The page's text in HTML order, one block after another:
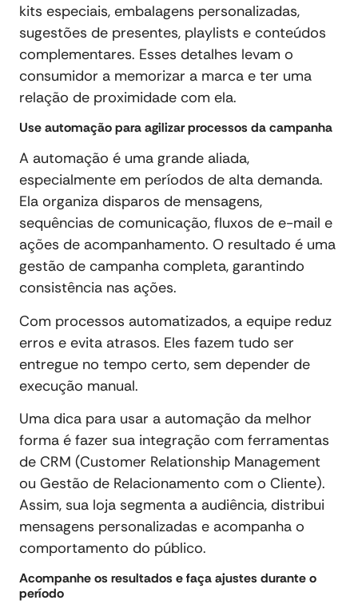
kits especiais, embalagens personalizadas,
sugestões de presentes, playlists e conteúdos
complementares. Esses detalhes levam o
consumidor a memorizar a marca e ter uma
relação de proximidade com ela.
Use automação para agilizar processos da campanha
A automação é uma grande aliada,
especialmente em períodos de alta demanda.
Ela organiza disparos de mensagens,
sequências de comunicação, fluxos de e-mail e
ações de acompanhamento. O resultado é uma
gestão de campanha completa, garantindo
consistência nas ações.
Com processos automatizados, a equipe reduz
erros e evita atrasos. Eles fazem tudo ser
entregue no tempo certo, sem depender de
execução manual.
Uma dica para usar a automação da melhor
forma é fazer sua integração com ferramentas
de CRM (Customer Relationship Management
ou Gestão de Relacionamento com o Cliente).
Assim, sua loja segmenta a audiência, distribui
mensagens personalizadas e acompanha o
comportamento do público.
Acompanhe os resultados e faça ajustes durante o
período